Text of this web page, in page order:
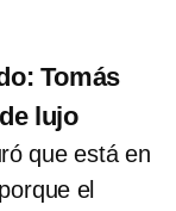
Tomás
lujo
que está en
el